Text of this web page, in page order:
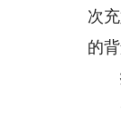
次
的
“